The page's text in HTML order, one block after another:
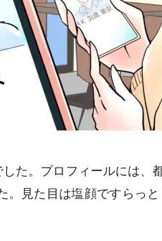
た。プロフィールには、
見た目は塩顔ですらっ